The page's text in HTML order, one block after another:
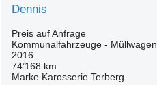
Dennis
Preis auf Anfrage
Kommunalfahrzeuge - Müllwagen
2016
74’168 km
Marke Karosserie Terberg